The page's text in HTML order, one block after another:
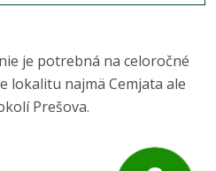
je potrebná na celoročné
lokalitu najmä Cemjata ale
Prešova.